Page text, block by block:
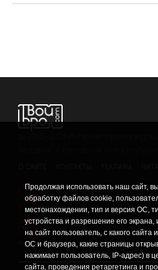
Продолжая использовать наш сайт,
обработку файлов cookie,
местонахождении, тип и версия ОС,
устройства и разрешение его экрана,
на сайт пользователь, с какого сайта
ОС и браузера, какие страницы
нажимает пользователь, IP-адрес) в
сайта, проведения ретаргетинга и
! Политика конфиденциальности
! Информация о проведении
Данный сайт не предназначен
младше 16 лет.